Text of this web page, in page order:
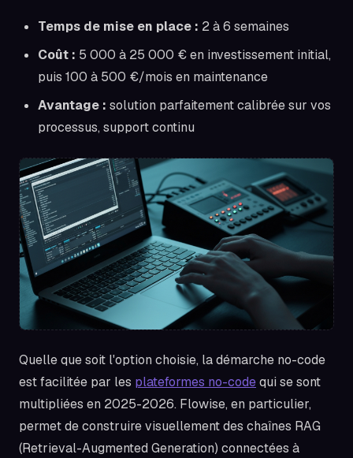
Temps de mise en place : 2 à 6 semaines
Coût : 5 000 à 25 000 € en investissement initial,
puis 100 à 500 €/mois en maintenance
Avantage : solution parfaitement calibrée sur vos
processus, support continu
Quelle que soit l'option choisie, la démarche no-code
est facilitée par les plateformes no-codequi se sont
multipliées en 2025-2026. Flowise, en particulier,
permet de construire visuellement des chaînes RAG
(Retrieval-Augmented Generation) connectées à